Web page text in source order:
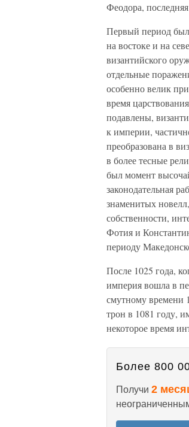
Феодора,
Первый период
на востоке и на
византийского
отдельные
особенно велик
время
подавлены,
к империи,
преобразована в
в более тесные
был момент
законодательная
знаменитых
собственности,
Фотия и
периоду
После 1025 года,
империя вошла в
смутному времени
трон в 1081 году,
некоторое время
Более 800
Получи 2